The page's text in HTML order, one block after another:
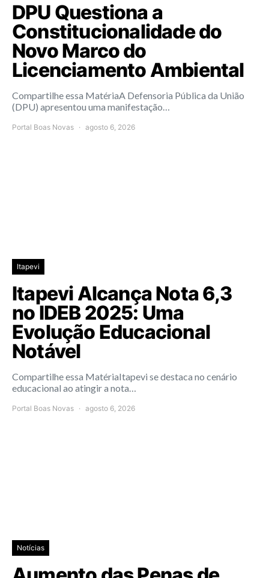
DPU Questiona a
Constitucionalidade do
Novo Marco do
Licenciamento Ambiental
Compartilhe essa MatériaA Defensoria Pública da União
(DPU) apresentou uma manifestação…
Portal Boas Novas agosto 6, 2026
Itapevi
Itapevi Alcança Nota 6,3
no IDEB 2025: Uma
Evolução Educacional
Notável
Compartilhe essa MatériaItapevi se destaca no cenário
educacional ao atingir a nota…
Portal Boas Novas agosto 6, 2026
Notícias